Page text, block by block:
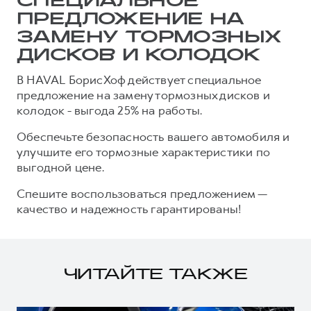
DARGO DARGO X
F7
Тест-драйв
Трейд-ин
КРЕДИТ И СТРАХОВАНИЕ
Кредитный калькулятор
Страхование
Кредит
КОРПОРАТИВНЫМ КЛИЕНТАМ
Крупным корпоративным клиентам
СЕРВИСНОЕ ОБСЛУЖИВАНИЕ
Нулевое ТО
Программа «Помощь на дороге»
Регламенты технического обслуживания
Электронный ПТС
ПОДДЕРЖКА
Гарантия HAVAL
Руководства по эксплуатации
О дилере
Наша команда
Контакты
ПРЕДЛОЖЕНИЕ НА
ЗАМЕНУ ТОРМОЗНЫХ
ДИСКОВ И КОЛОДОК
В HAVAL БорисХоф действует специальное
предложение на замену тормозных дисков и
колодок - выгода 25% на работы.
Обеспечьте безопасность вашего автомобиля и
улучшите его тормозные характеристики по
выгодной цене.
Спешите воспользоваться предложением —
качество и надежность гарантированы!
ЧИТАЙТЕ ТАКЖЕ